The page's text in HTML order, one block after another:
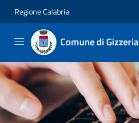
Regione Calabria
Comune di Gizzeria